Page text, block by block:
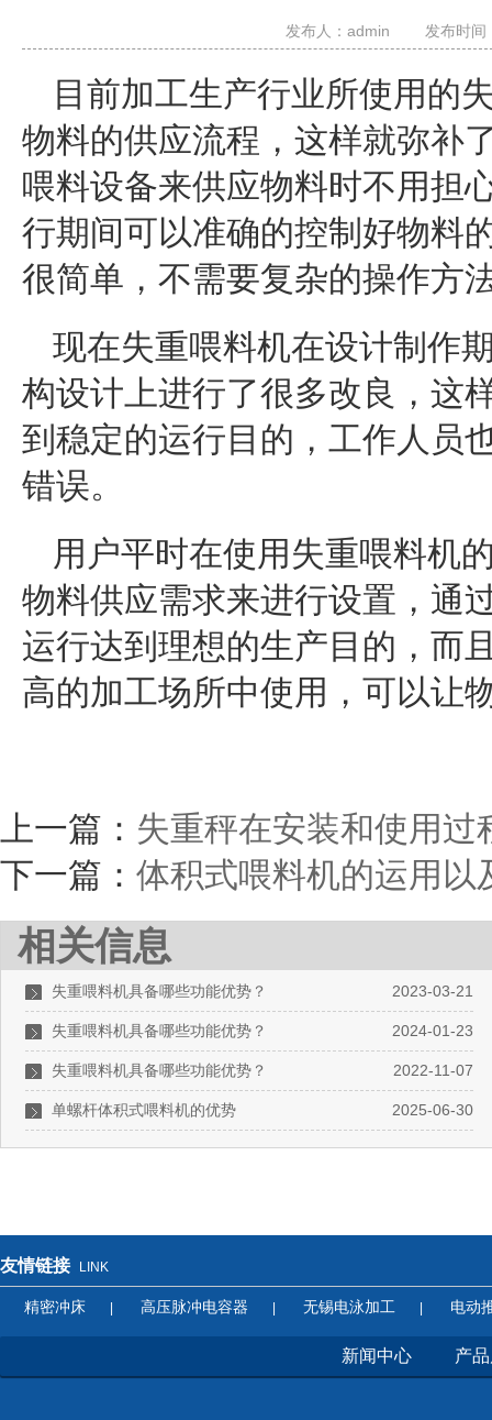
发布人： admin 发布时
目前加工生产行业所使用的
物料的供应流程，这样就弥补
喂料设备来供应物料时不用担
行期间可以准确的控制好物料
很简单，不需要复杂的操作方
现在失重喂料机在设计制作
构设计上进行了很多改良，这
到稳定的运行目的，工作人员
错误。
用户平时在使用失重喂料机
物料供应需求来进行设置，通
运行达到理想的生产目的，而
高的加工场所中使用，可以让
上一篇： 失重秤在安装和使用过
下一篇： 体积式喂料机的运用以
相关信息
2023-03-21
失重喂料机具备哪些功能优势？
2024-01-23
失重喂料机具备哪些功能优势？
2022-11-07
失重喂料机具备哪些功能优势？
2025-06-30
单螺杆体积式喂料机的优势
友情链接 LINK
精密冲床 高压脉冲电容器 无锡电泳加工 电动
新闻中心 产